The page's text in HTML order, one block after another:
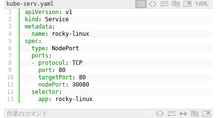
kube-serv.yaml
YAML
1
2
3
4
5
6
7
8
9
10
11
12
13
apiVersion: v1
kind : Service
metadata:
name: rocky-linux
spec:
type: NodePort
ports :
- protocol : TCP
port : 80
targetPort : 80
nodePort : 30080
selector:
app: rocky-linux
作業のコマンド